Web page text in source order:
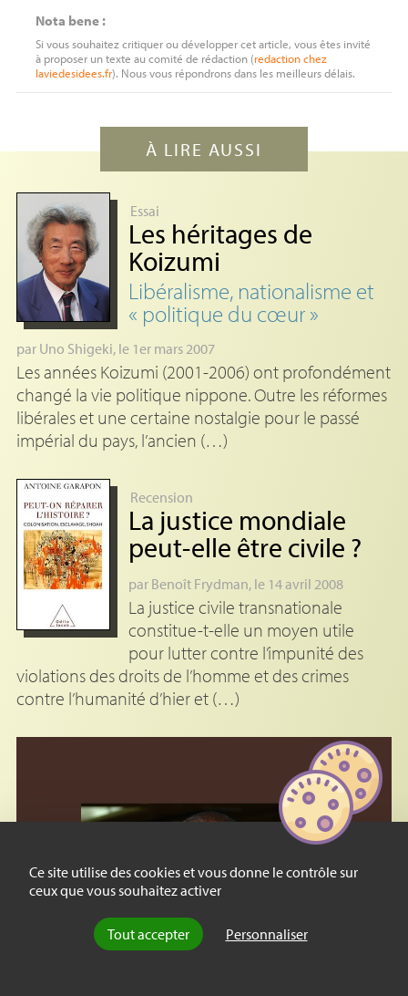
Ce site utilise des cookies et vous donne le contrôle sur
ceux que vous souhaitez activer
Tout accepter Personnaliser
Nota bene :
Si vous souhaitez critiquer ou développer cet article, vous êtes invité
à proposer un texte au comité de rédaction (redactionchez
laviedesidees.fr). Nous vous répondrons dans les meilleurs délais.
À LIRE AUSSI
Essai
Les héritages de
Koizumi
Libéralisme, nationalisme et
« politique du cœur»
par Uno Shigeki, le 1er mars 2007
Les années Koizumi (2001-2006) ont profondément
changé la vie politique nippone. Outre les réformes
libérales et une certaine nostalgie pour le passé
impérial du pays, l’ancien (…)
Recension
La justice mondiale
peut-elle être civile ?
par Benoît Frydman, le 14 avril 2008
La justice civile transnationale
constitue-t-elle un moyen utile
pour lutter contre l’impunité des
violations des droits de l’homme et des crimes
contre l’humanité d’hier et (…)